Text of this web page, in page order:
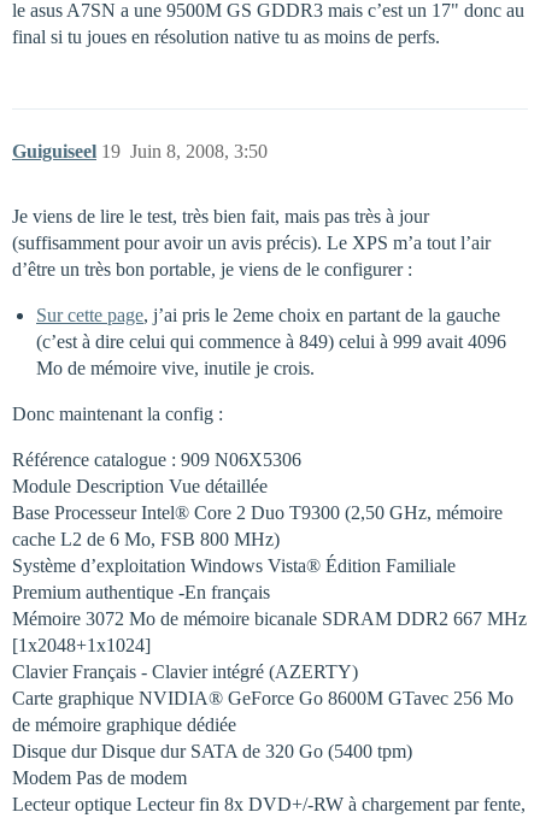
le asus A7SN a une 9500M GS GDDR3 mais c’est un 17" donc au
final si tu joues en résolution native tu as moins de perfs.
Guiguiseel Juin 8, 2008, 3:50
19
Je viens de lire le test, très bien fait, mais pas très à jour
(suffisamment pour avoir un avis précis). Le XPS m’a tout l’air
d’être un très bon portable, je viens de le configurer :
Sur cette page, j’ai pris le 2eme choix en partant de la gauche
(c’est à dire celui qui commence à 849) celui à 999 avait 4096
Mo de mémoire vive, inutile je crois.
Donc maintenant la config :
Référence catalogue : 909 N06X5306
Module Description Vue détaillée
Base Processeur Intel® Core 2 Duo T9300 (2,50 GHz, mémoire
cache L2 de 6 Mo, FSB 800 MHz)
Système d’exploitation Windows Vista® Édition Familiale
Premium authentique -En français
Mémoire 3072 Mo de mémoire bicanale SDRAM DDR2 667 MHz
[1x2048+1x1024]
Clavier Français - Clavier intégré (AZERTY)
Carte graphique NVIDIA® GeForce Go 8600M GTavec 256 Mo
de mémoire graphique dédiée
Disque dur Disque dur SATA de 320 Go (5400 tpm)
Modem Pas de modem
Lecteur optique Lecteur fin 8x DVD+/-RW à chargement par fente,